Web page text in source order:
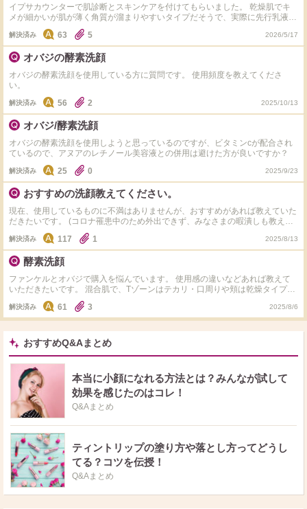
イプサカウンターで肌診断とスキンケアを付けてもらいました。 乾燥肌でキ
メが細かいが肌が薄く角質が溜まりやすいタイプだそうで、実際に先行乳液の
入りが悪かったです。 そこでスクラブの洗顔のサンプルをいただきました。
使用後は肌がいつもよりツルツルしている気がして良かったので購入しようか
と思ったのですが、ネットで「スクラブ効果で直後はツルツルするが、奥の方
の角質は取ることができず、肌を傷つける」という内容を見ました。 薄肌で
一般の方より肌が弱いことは自覚しています。 ただ化粧をすると、どんなに
保湿しても、粉っぽく？なる部分(鼻下など)があったり、定期的に小さなポツ
ポツニキビが出来たりと、角質詰まりも感じています。 現在の角質ケアは、1
年ほどオバジの酵素洗顔を使っていたのですが効果を感じなかったのと、最近
急にしみるようになってしまいました。 長文になってしまい申し訳ございま
せん。 スクラブは辞めた方が良いでしょうか？ おすすめなども含めて教えて
いただきたいです。よろしくお願いいたします。
解決済み 63 5 2026/5/17
オバジの酵素洗顔
オバジの酵素洗顔を使用している方に質問です。 使用頻度を教えてくださ
い。
解決済み 56 2 2025/10/13
オバジ/酵素洗顔
オバジの酵素洗顔を使用しようと思っているのですが、ビタミンcが配合され
ているので、アヌアのレチノール美容液との併用は避けた方が良いですか？
解決済み 25 0 2025/9/23
おすすめの洗顔教えてください。
現在、使用しているものに不満はありませんが、おすすめがあれば教えていた
だきたいです。 (コロナ罹患中のため外出できず、みなさまの暇潰しも教えて
いただけると幸いです) みなさまもお気をつけくださいませ。
解決済み 117 1 2025/8/13
酵素洗顔
ファンケルとオバジで購入を悩んでいます。 使用感の違いなどあれば教えて
いただきたいです。 混合肌で、Tゾーンはテカリ・口周りや頬は乾燥タイプで
す。 もし他のオススメ商品あれば、そちらも教えてください。よろしくお願
いします。
解決済み 61 3 2025/8/6
おすすめQ&Aまとめ
本当に小顔になれる方法とは？みんなが試して
効果を感じたのはコレ！
Q&Aまとめ
ティントリップの塗り方や落とし方ってどうし
てる？コツを伝授！
Q&Aまとめ